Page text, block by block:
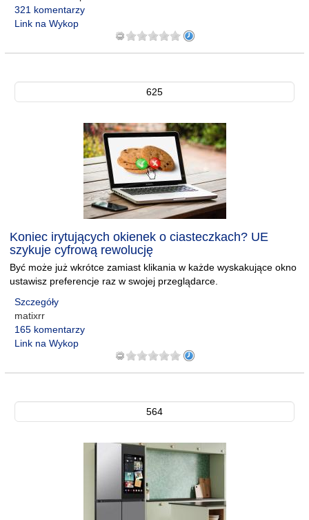
321 komentarzy
Link na Wykop
625
Koniec irytujących okienek o ciasteczkach? UE
szykuje cyfrową rewolucję
Być może już wkrótce zamiast klikania w każde wyskakujące okno
ustawisz preferencje raz w swojej przeglądarce.
Szczegóły
matixrr
165 komentarzy
Link na Wykop
564